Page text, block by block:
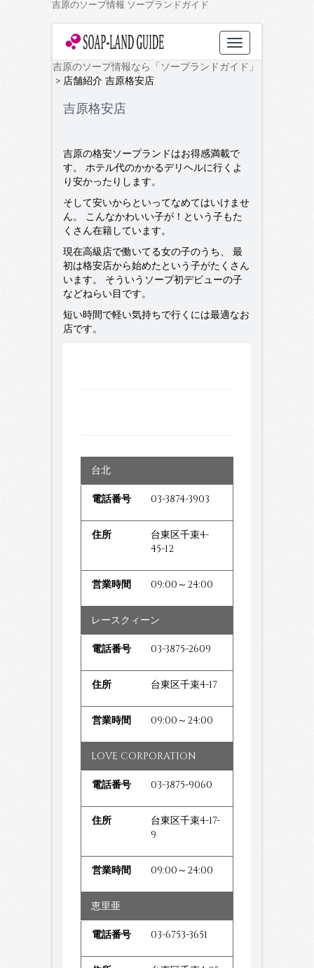
吉原のソープ情報 ソープランドガイド
Toggle
navigation
吉原のソープ情報なら「ソープランドガイド」
> 店舗紹介 吉原格安店
吉原格安店
吉原の格安ソープランドはお得感満載で
す。 ホテル代のかかるデリヘルに行くよ
り安かったりします。
そして安いからといってなめてはいけませ
ん。 こんなかわいい子が！という子もた
くさん在籍しています。
現在高級店で働いてる女の子のうち、 最
初は格安店から始めたという子がたくさん
います。 そういうソープ初デビューの子
などねらい目です。
短い時間で軽い気持ちで行くには最適なお
店です。
台北
03-3874-3903
台東区千束4-
45-12
09:00～24:00
レースクィーン
03-3875-2609
台東区千束4-17
09:00～24:00
LOVE CORPORATION
03-3875-9060
台東区千束4-17-
9
09:00～24:00
恵里亜
03-6753-3651